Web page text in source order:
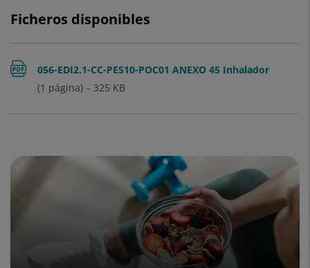
Ficheros disponibles
056-EDI2.1-CC-PES10-POC01 ANEXO 45 Inhalador
presuritzado hgc
325 KB
(1 página)